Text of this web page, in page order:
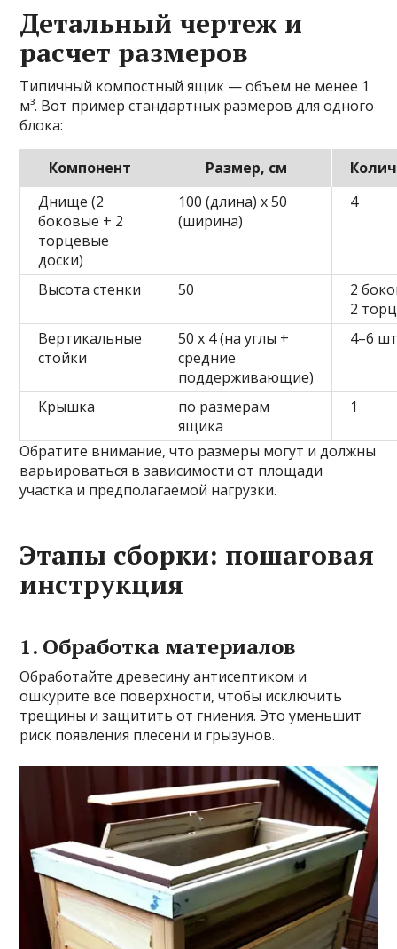
Детальный чертеж и
расчет размеров
Типичный компостный ящик — объем не менее 1
м³. Вот пример стандартных размеров для одного
блока:
Компонент Размер, см
Днище (2
боковые + 2
торцевые
доски)
100 (длина) x 50
(ширина)
4
Высота стенки 50
2
2
Вертикальные
стойки
50 x 4 (на углы +
средние
поддерживающие)
4–6
Крышка
по размерам
ящика
1
Обратите внимание, что размеры могут и должны
варьироваться в зависимости от площади
участка и предполагаемой нагрузки.
Этапы сборки: пошаговая
инструкция
1. Обработка материалов
Обработайте древесину антисептиком и
ошкурите все поверхности, чтобы исключить
трещины и защитить от гниения. Это уменьшит
риск появления плесени и грызунов.